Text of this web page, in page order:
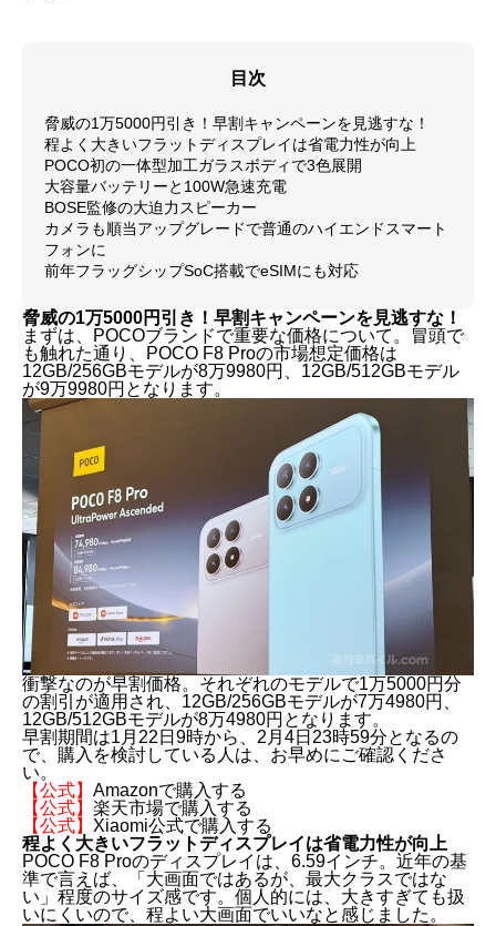
目次
脅威の1万5000円引き！早割キャンペーンを見逃すな！
程よく大きいフラットディスプレイは省電力性が向上
POCO初の一体型加工ガラスボディで3色展開
大容量バッテリーと100W急速充電
BOSE監修の大迫力スピーカー
カメラも順当アップグレードで普通のハイエンドスマート
フォンに
前年フラッグシップSoC搭載でeSIMにも対応
脅威の1万5000円引き！早割キャンペーンを見逃すな！
まずは、POCOブランドで重要な価格について。冒頭で
も触れた通り、POCO F8 Proの市場想定価格は
12GB/256GBモデルが8万9980円、12GB/512GBモデル
が9万9980円となります。
衝撃なのが早割価格。それぞれのモデルで1万5000円分
の割引が適用され、12GB/256GBモデルが7万4980円、
12GB/512GBモデルが8万4980円となります。
早割期間は1月22日9時から、2月4日23時59分となるの
で、購入を検討している人は、お早めにご確認くださ
い。
【公式】 Amazonで購入する
【公式】 楽天市場で購入する
【公式】 Xiaomi公式で購入する
程よく大きいフラットディスプレイは省電力性が向上
POCO F8 Proのディスプレイは、6.59インチ。近年の基
準で言えば、「大画面ではあるが、最大クラスではな
い」程度のサイズ感です。個人的には、大きすぎても扱
いにくいので、程よい大画面でいいなと感じました。